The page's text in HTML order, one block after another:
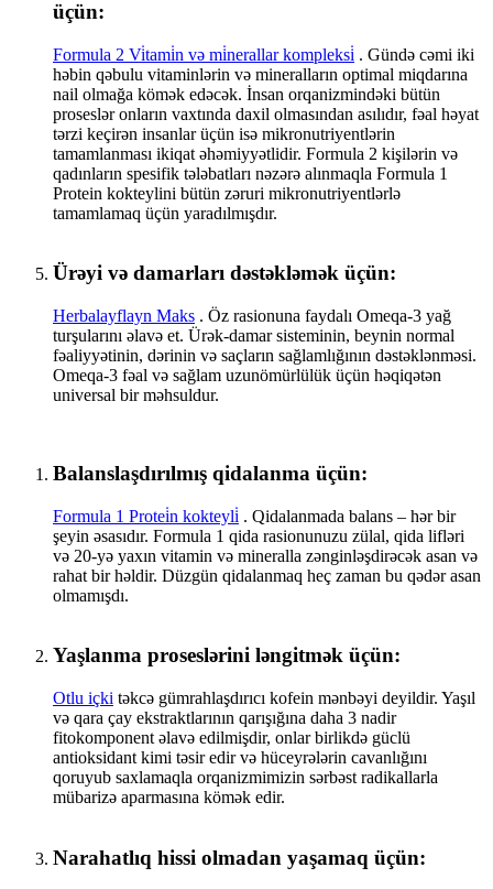
üçün:
Formula 2 Vi̇tami̇n və mi̇nerallar kompleksi̇ . Gündə cəmi iki
həbin qəbulu vitaminlərin və mineralların optimal miqdarına
nail olmağa kömək edəcək. İnsan orqanizmindəki bütün
proseslər onların vaxtında daxil olmasından asılıdır, fəal həyat
tərzi keçirən insanlar üçün isə mikronutriyentlərin
tamamlanması ikiqat əhəmiyyətlidir. Formula 2 kişilərin və
qadınların spesifik tələbatları nəzərə alınmaqla Formula 1
Protein kokteylini bütün zəruri mikronutriyentlərlə
tamamlamaq üçün yaradılmışdır.
Ürəyi və damarları dəstəkləmək üçün:
Herbalayflayn Maks . Öz rasionuna faydalı Omeqa-3 yağ
turşularını əlavə et. Ürək-damar sisteminin, beynin normal
fəaliyyətinin, dərinin və saçların sağlamlığının dəstəklənməsi.
Omeqa-3 fəal və sağlam uzunömürlülük üçün həqiqətən
universal bir məhsuldur.
Balanslaşdırılmış qidalanma üçün:
Formula 1 Protei̇n kokteyli̇ . Qidalanmada balans – hər bir
şeyin əsasıdır. Formula 1 qida rasionunuzu zülal, qida lifləri
və 20-yə yaxın vitamin və mineralla zənginləşdirəcək asan və
rahat bir həldir. Düzgün qidalanmaq heç zaman bu qədər asan
olmamışdı.
Yaşlanma proseslərini ləngitmək üçün:
Otlu içki təkcə gümrahlaşdırıcı kofein mənbəyi deyildir. Yaşıl
və qara çay ekstraktlarının qarışığına daha 3 nadir
fitokomponent əlavə edilmişdir, onlar birlikdə güclü
antioksidant kimi təsir edir və hüceyrələrin cavanlığını
qoruyub saxlamaqla orqanizmimizin sərbəst radikallarla
mübarizə aparmasına kömək edir.
Narahatlıq hissi olmadan yaşamaq üçün: